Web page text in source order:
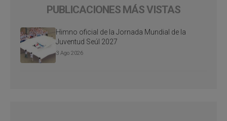
PUBLICACIONES MÁS VISTAS
Himno oficial de la Jornada Mundial de la
Juventud Seúl 2027
3 Ago 2026